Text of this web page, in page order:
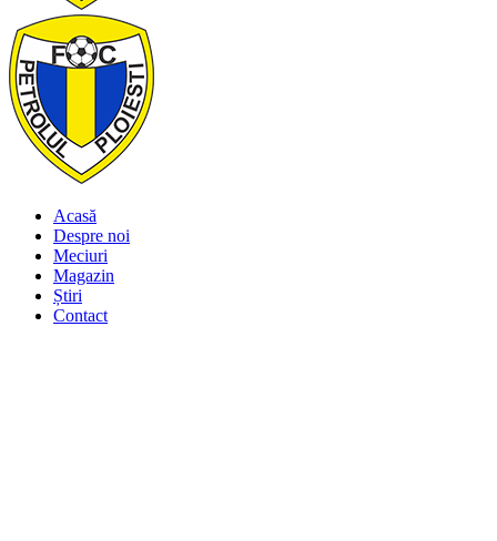
Acasă
Despre noi
Meciuri
Magazin
Știri
Contact